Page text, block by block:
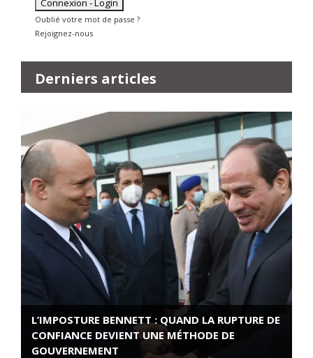
Oublié votre mot de passe ?
Rejoignez-nous
Derniers articles
L’IMPOSTURE BENNETT : QUAND LA RUPTURE DE
CONFIANCE DEVIENT UNE MÉTHODE DE
GOUVERNEMENT